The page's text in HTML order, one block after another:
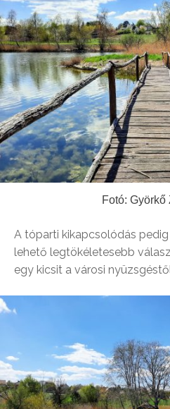
Fotó: Györkő
A tóparti kikapcsolódás
lehető legtökéletesebb
egy kicsit a városi